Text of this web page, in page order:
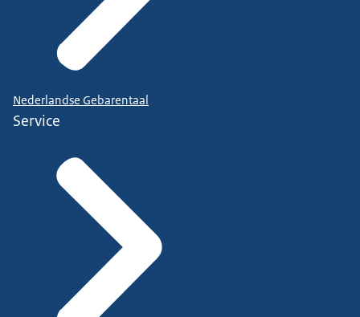
Nederlandse Gebarentaal
Service